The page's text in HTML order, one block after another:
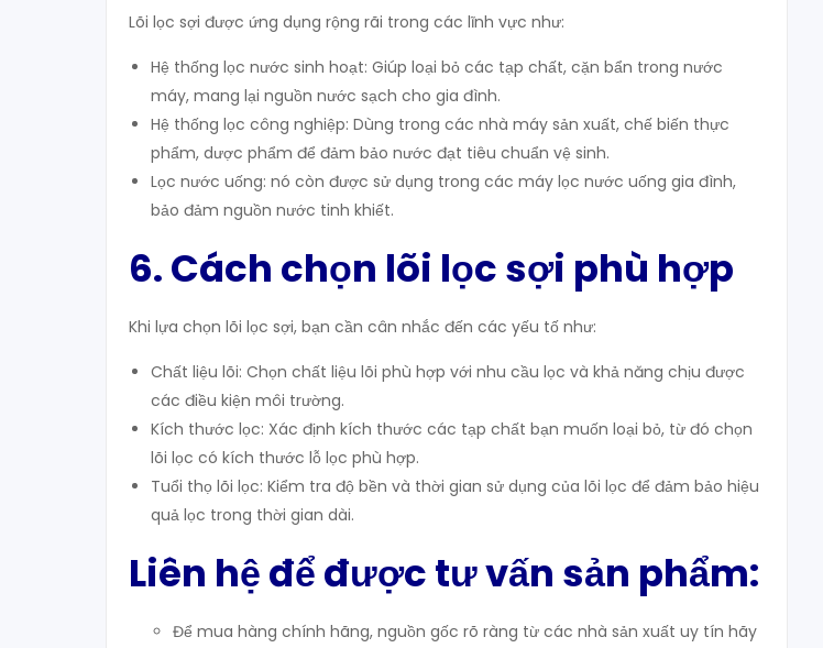
Lõi lọc sợi được ứng dụng rộng rãi trong các lĩnh vực như:
Hệ thống lọc nước sinh hoạt: Giúp loại bỏ các tạp chất, cặn bẩn trong nước
máy, mang lại nguồn nước sạch cho gia đình.
Hệ thống lọc công nghiệp: Dùng trong các nhà máy sản xuất, chế biến thực
phẩm, dược phẩm để đảm bảo nước đạt tiêu chuẩn vệ sinh.
Lọc nước uống: nó còn được sử dụng trong các máy lọc nước uống gia đình,
bảo đảm nguồn nước tinh khiết.
6. Cách chọn lõi lọc sợi phù hợp
Khi lựa chọn lõi lọc sợi, bạn cần cân nhắc đến các yếu tố như:
Chất liệu lõi: Chọn chất liệu lõi phù hợp với nhu cầu lọc và khả năng chịu được
các điều kiện môi trường.
Kích thước lọc: Xác định kích thước các tạp chất bạn muốn loại bỏ, từ đó chọn
lõi lọc có kích thước lỗ lọc phù hợp.
Tuổi thọ lõi lọc: Kiểm tra độ bền và thời gian sử dụng của lõi lọc để đảm bảo hiệu
quả lọc trong thời gian dài.
Liên hệ để được tư vấn sản phẩm:
Để mua hàng chính hãng, nguồn gốc rõ ràng từ các nhà sản xuất uy tín hãy